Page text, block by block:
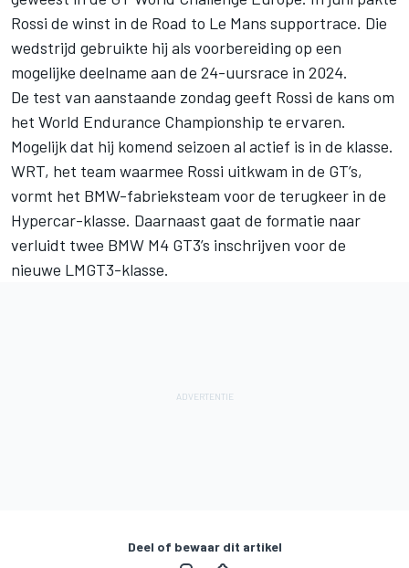
Rossi de winst in de Road to Le Mans supportrace. Die
wedstrijd gebruikte hij als voorbereiding op een
mogelijke deelname aan de 24-uursrace in 2024.
De test van aanstaande zondag geeft Rossi de kans om
het World Endurance Championship te ervaren.
Mogelijk dat hij komend seizoen al actief is in de klasse.
WRT, het team waarmee Rossi uitkwam in de GT’s,
vormt het BMW-fabrieksteam voor de terugkeer in de
Hypercar-klasse. Daarnaast gaat de formatie naar
verluidt twee BMW M4 GT3’s inschrijven voor de
nieuwe LMGT3-klasse.
Deel of bewaar dit artikel